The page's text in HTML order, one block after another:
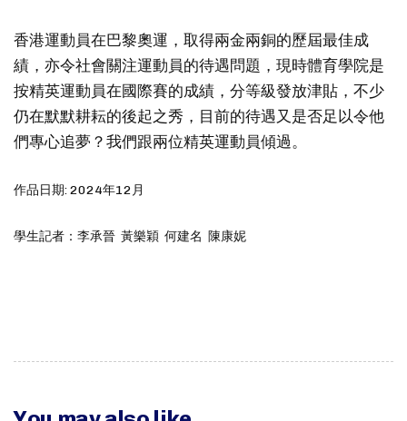
香港運動員在巴黎奧運，取得兩金兩銅的歷屆最佳成
績，亦令社會關注運動員的待遇問題，現時體育學院是
按精英運動員在國際賽的成績，分等級發放津貼，不少
仍在默默耕耘的後起之秀，目前的待遇又是否足以令他
們專心追夢？我們跟兩位精英運動員傾過。
作品日期: 2024年12月
學生記者：李承晉 黃樂穎 何建名 陳康妮